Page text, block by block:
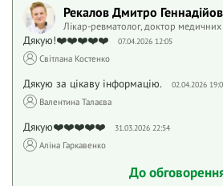
Рекалов Дмитро
Лікар-ревматолог, доктор
Дякую!❤️❤️❤️❤️❤️ 07.04.2026 12:05
Світлана Костенко
Дякую за цікаву інформацію. 02.04.2026
Валентина Талаєва
Дякую❤️❤️❤️❤️❤️ 31.03.2026 22:54
Аліна Гаркавенко
До